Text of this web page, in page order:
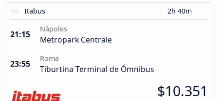
Itabus 2h 40m
21:15
Nápoles
Metropark Centrale
23:55
Roma
Tiburtina Terminal de Ómnibus
$10.351